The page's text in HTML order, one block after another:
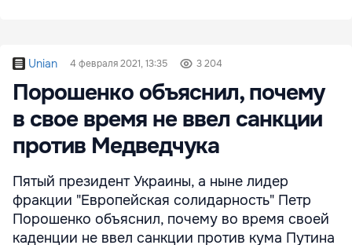
Unian 4 февраля 2021, 13:35 3 204
Порошенко объяснил, почему
в свое время не ввел санкции
против Медведчука
Пятый президент Украины, а ныне лидер
фракции "Европейская солидарность" Петр
Порошенко объяснил, почему во время своей
каденции не ввел санкции против кума Путина